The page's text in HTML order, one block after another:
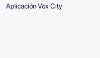
Aplicación Vox City